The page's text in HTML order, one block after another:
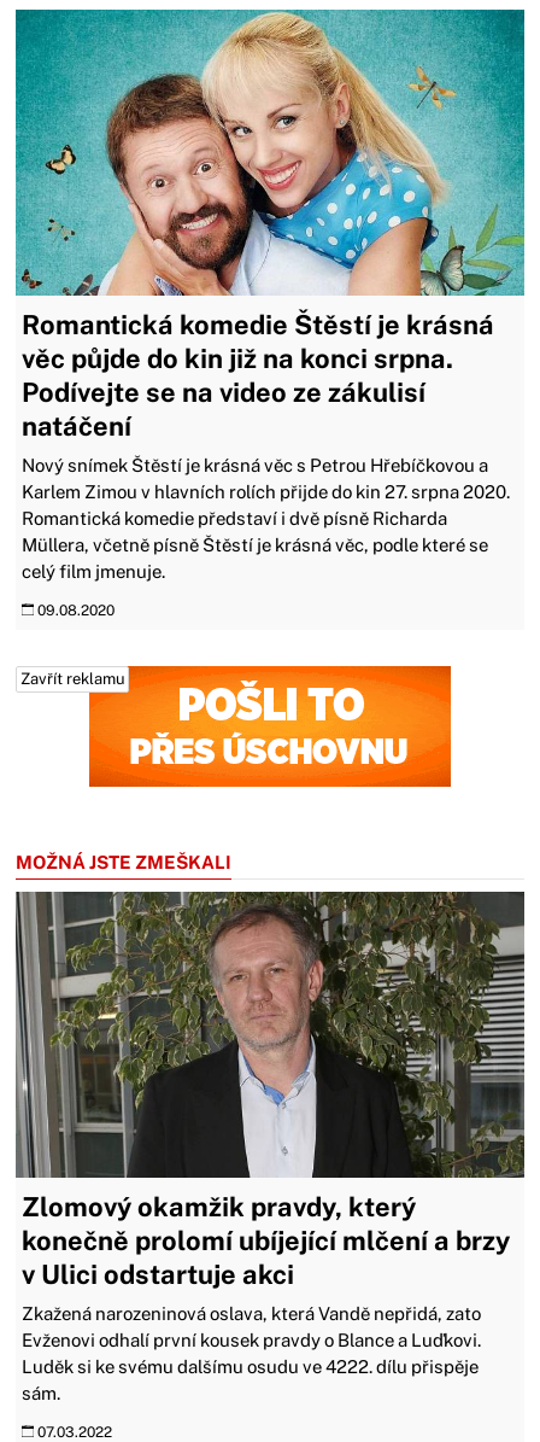
Romantická komedie Štěstí je krásná
věc půjde do kin již na konci srpna.
Podívejte se na video ze zákulisí
natáčení
Nový snímek Štěstí je krásná věc s Petrou Hřebíčkovou a
Karlem Zimou v hlavních rolích přijde do kin 27. srpna 2020.
Romantická komedie představí i dvě písně Richarda
Müllera, včetně písně Štěstí je krásná věc, podle které se
celý film jmenuje.
09.08.2020
Zavřít reklamu
MOŽNÁ JSTE ZMEŠKALI
Zlomový okamžik pravdy, který
konečně prolomí ubíjející mlčení a brzy
v Ulici odstartuje akci
Zkažená narozeninová oslava, která Vandě nepřidá, zato
Evženovi odhalí první kousek pravdy o Blance a Luďkovi.
Luděk si ke svému dalšímu osudu ve 4222. dílu přispěje
sám.
07.03.2022